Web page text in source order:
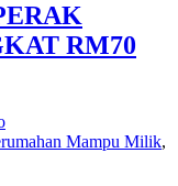
RM70
Mampu Milik,